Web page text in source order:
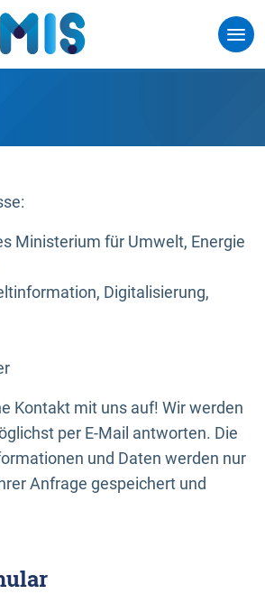
Ministerium für Umwelt, Energie
Digitalisierung,
Kontakt mit uns auf! Wir werden
per E-Mail antworten. Die
und Daten werden nur
Anfrage gespeichert und